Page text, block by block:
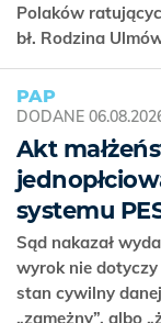
Polaków
bł. Rodzina
PAP
DODANE
Akt
systemu
Sąd nakazał
wyrok nie
stan cywilny
„zamężny”, albo